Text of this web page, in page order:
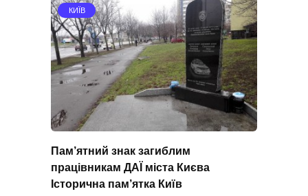
КИЇВ
Пам’ятний знак загиблим
працівникам ДАЇ міста Києва
Історична пам’ятка Київ